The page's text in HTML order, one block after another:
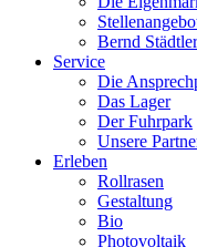
Bernd
Service
Die
Das Lager
Der Fuhrpark
Unsere
Erleben
Rollrasen
Gestaltung
Bio
Photovoltaik